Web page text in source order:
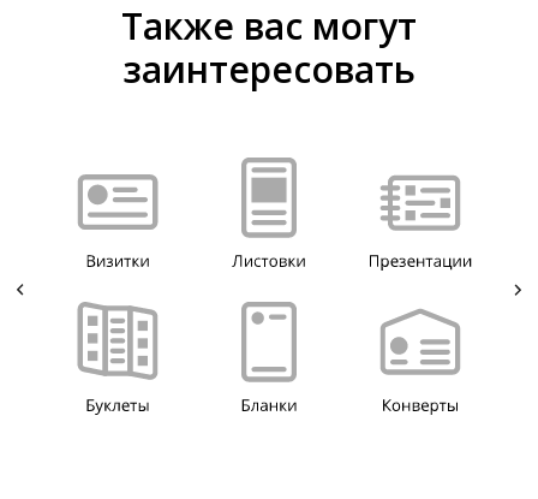
Также вас могут
заинтересовать